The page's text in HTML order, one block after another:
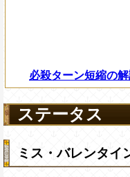
必殺ターン短縮の
ステータス
ミス・バレンタイ